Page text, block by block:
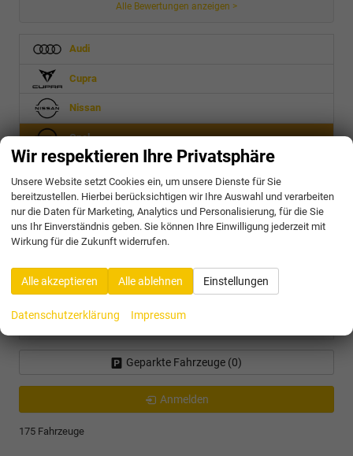
Alle Bewertungen anzeigen >
Audi
Cupra
Nissan
Opel
Peugeot
Toyota
Volkswagen
Geparkte Fahrzeuge (0)
Anmelden
175 Fahrzeuge
Wir respektieren Ihre Privatsphäre
Unsere Website setzt Cookies ein, um unsere Dienste für Sie
bereitzustellen. Hierbei berücksichtigen wir Ihre Auswahl und verarbeiten
nur die Daten für Marketing, Analytics und Personalisierung, für die Sie
uns Ihr Einverständnis geben. Sie können Ihre Einwilligung jederzeit mit
Wirkung für die Zukunft widerrufen.
Alle akzeptieren Alle ablehnen Einstellungen
Datenschutzerklärung Impressum